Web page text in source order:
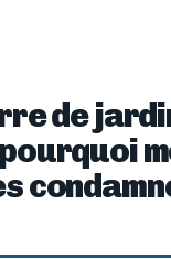
de